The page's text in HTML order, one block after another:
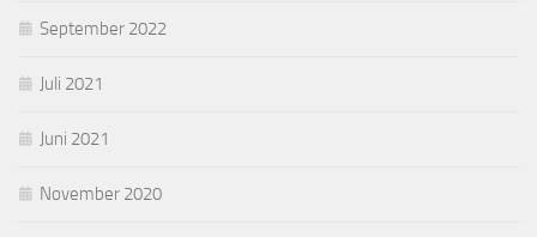
September 2022
Juli 2021
Juni 2021
November 2020